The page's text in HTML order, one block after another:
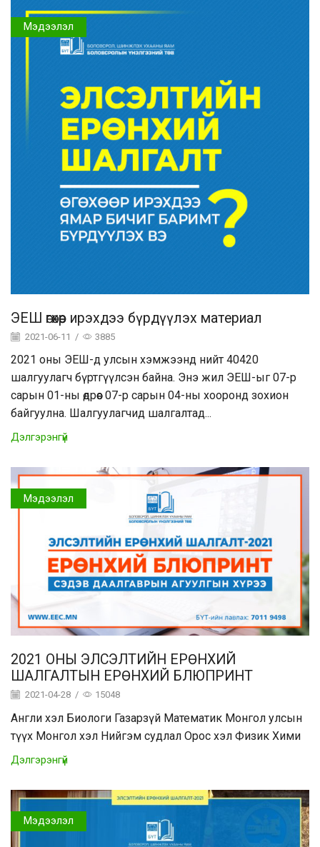
Мэдээлэл
ЭЕШ өгөхөөр ирэхдээ бүрдүүлэх материал
2021-06-11 / 3885
2021 оны ЭЕШ-д улсын хэмжээнд нийт 40420
шалгуулагч бүртгүүлсэн байна. Энэ жил ЭЕШ-ыг 07-р
сарын 01-ны өдрөөс 07-р сарын 04-ны хооронд зохион
байгуулна. Шалгуулагчид шалгалтад...
Дэлгэрэнгүй
Мэдээлэл
2021 ОНЫ ЭЛСЭЛТИЙН ЕРӨНХИЙ
ШАЛГАЛТЫН ЕРӨНХИЙ БЛЮПРИНТ
2021-04-28 / 15048
Англи хэл Биологи Газарзүй Математик Монгол улсын
түүх Монгол хэл Нийгэм судлал Орос хэл Физик Хими
Дэлгэрэнгүй
Мэдээлэл